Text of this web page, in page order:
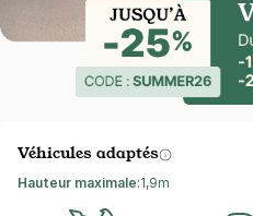
Véhicules adaptés
Hauteur maximale:1,9m